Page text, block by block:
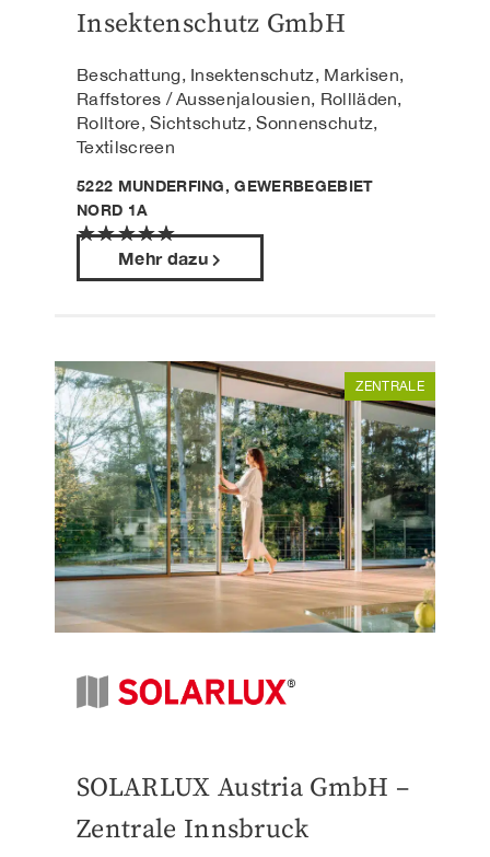
Insektenschutz GmbH
Beschattung, Insektenschutz, Markisen,
Raffstores / Aussenjalousien, Rollläden,
Rolltore, Sichtschutz, Sonnenschutz,
Textilscreen
5222 MUNDERFING, GEWERBEGEBIET
NORD 1A
★★★★★
Mehr dazu
ZENTRALE
SOLARLUX Austria GmbH –
Zentrale Innsbruck